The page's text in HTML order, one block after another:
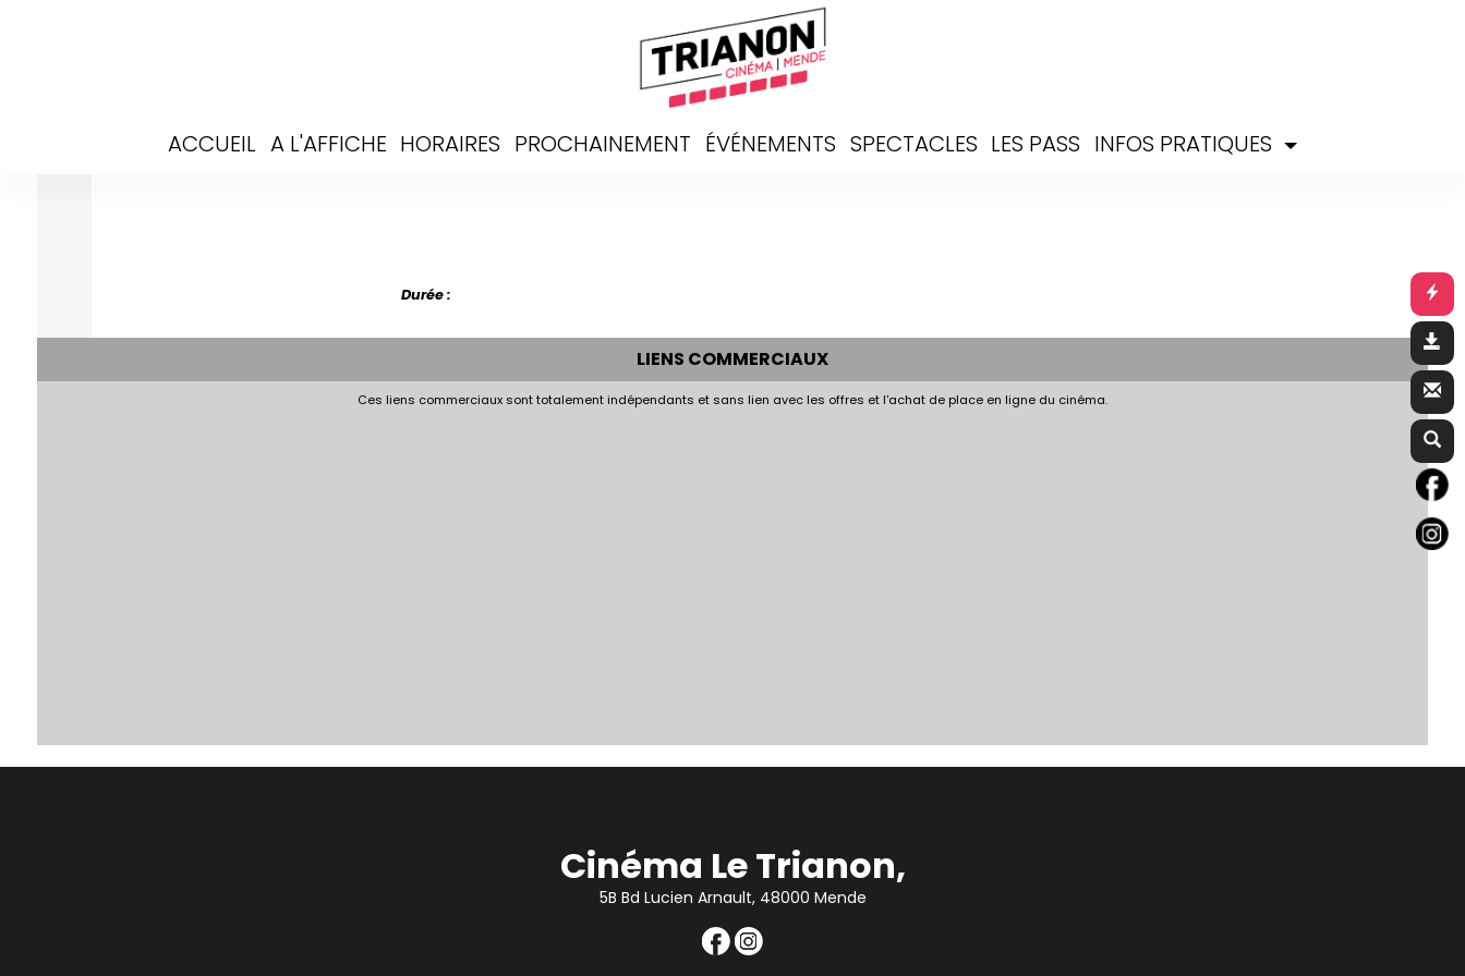
ACCUEIL A L'AFFICHE HORAIRES PROCHAINEMENT ÉVÉNEMENTS SPECTACLES LES PASS INFOS PRATIQUES
Durée :
LIENS COMMERCIAUX
Ces liens commerciaux sont totalement indépendants et sans lien avec les offres et l'achat de place en ligne du cinéma.
Cinéma Le Trianon,
5B Bd Lucien Arnault, 48000 Mende